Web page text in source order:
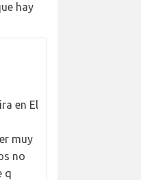
hay
en El
muy
no
q